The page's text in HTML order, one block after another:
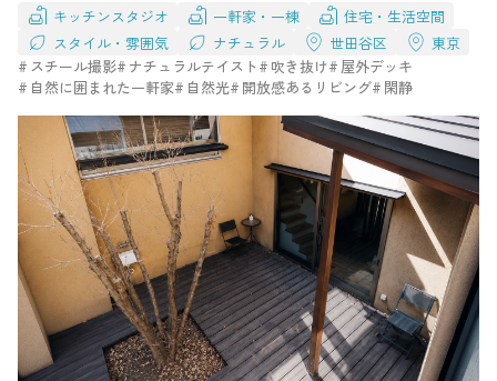
キッチンスタジオ 一軒家・一棟
住宅・生活空間
スタイル・雰囲気
ナチュラル 世田谷区
東京
スチール撮影
ナチュラルテイスト 吹き抜け
屋外デッキ
自然に囲まれた一軒家
自然光 開放感あるリビング 閑静